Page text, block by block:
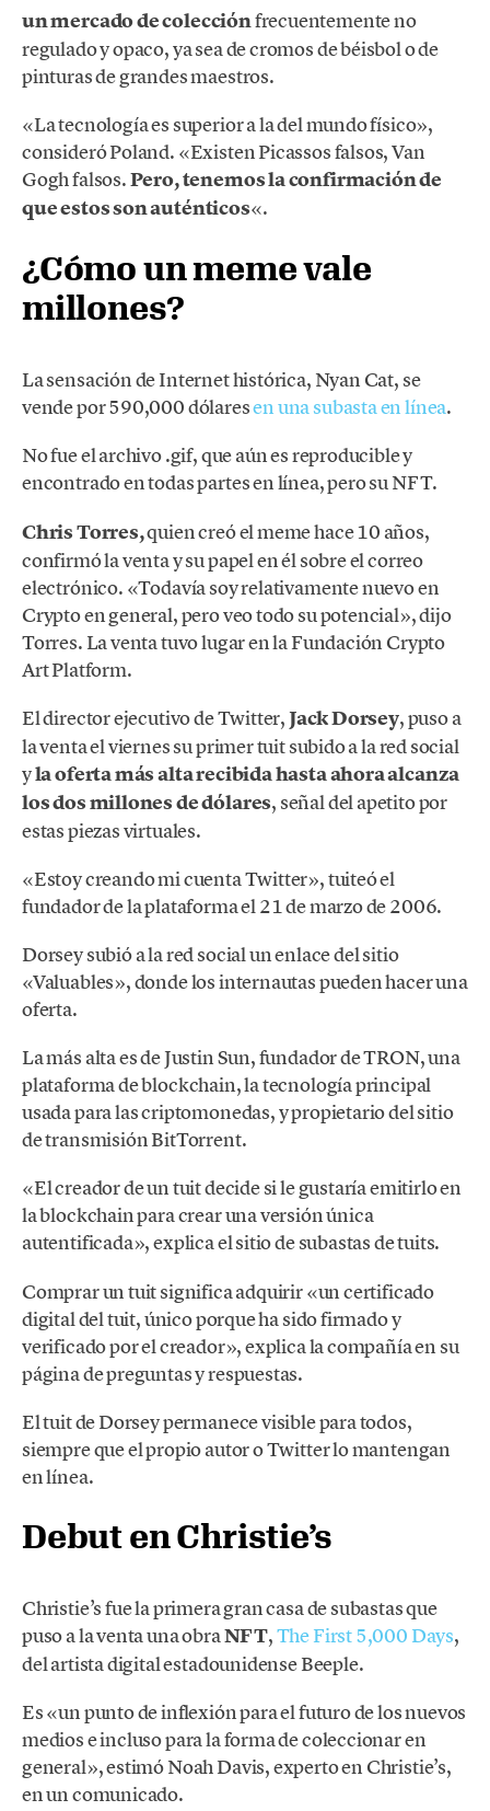
un mercado de colecciónfrecuentemente no
regulado y opaco, ya sea de cromos de béisbol o de
pinturas de grandes maestros.
«La tecnología es superior a la del mundo físico»,
consideró Poland. «Existen Picassos falsos, Van
Gogh falsos.Pero, tenemos la confirmación de
que estos son auténticos«.
¿Cómo un meme vale
millones?
La sensación de Internet histórica, Nyan Cat, se
vende por 590,000 dólaresen una subasta en línea.
No fue el archivo .gif, que aún es reproducible y
encontrado en todas partes en línea, pero su NFT.
Chris Torres,quien creó el meme hace 10 años,
confirmó la venta y su papel en él sobre el correo
electrónico. «Todavía soy relativamente nuevo en
Crypto en general, pero veo todo su potencial», dijo
Torres. La venta tuvo lugar en la Fundación Crypto
Art Platform.
El director ejecutivo de Twitter,Jack Dorsey, puso a
la venta el viernes su primer tuit subido a la red social
yla oferta más alta recibida hasta ahora alcanza
los dos millones de dólares, señal del apetito por
estas piezas virtuales.
«Estoy creando mi cuenta Twitter», tuiteó el
fundador de la plataforma el 21 de marzo de 2006.
Dorsey subió a la red social un enlace del sitio
«Valuables», donde los internautas pueden hacer una
oferta.
La más alta es de Justin Sun, fundador de TRON, una
plataforma de blockchain, la tecnología principal
usada para las criptomonedas, y propietario del sitio
de transmisión BitTorrent.
«El creador de un tuit decide si le gustaría emitirlo en
la blockchain para crear una versión única
autentificada», explica el sitio de subastas de tuits.
Comprar un tuit significa adquirir «un certificado
digital del tuit, único porque ha sido firmado y
verificado por el creador», explica la compañía en su
página de preguntas y respuestas.
El tuit de Dorsey permanece visible para todos,
siempre que el propio autor o Twitter lo mantengan
en línea.
Debut en Christie’s
Christie’s fue la primera gran casa de subastas que
puso a la venta una obraNFT,The First 5,000 Days,
del artista digital estadounidense Beeple.
Es «un punto de inflexión para el futuro de los nuevos
medios e incluso para la forma de coleccionar en
general», estimó Noah Davis, experto en Christie’s,
en un comunicado.